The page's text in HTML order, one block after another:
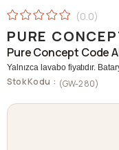
0.0
PURE
Pure Concept Code
Yalnızca lavabo fiyatıdır.
Stok Kodu (GW-280)